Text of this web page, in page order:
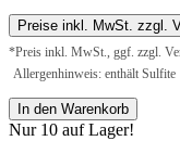
Preise inkl. MwSt. zzgl.
*Preis inkl. MwSt., ggf. zzgl.
Allergenhinweis: enthält Sulfite
In den Warenkorb
Nur 10 auf Lager!